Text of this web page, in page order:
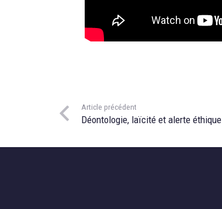
Article précédent
Déontologie, laïcité et alerte éthique